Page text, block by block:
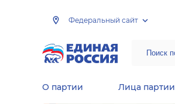
Федеральный сайт
О партии Лица партии